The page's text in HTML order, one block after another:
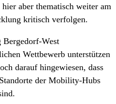
aber thematisch weiter am
kritisch verfolgen.
Bergedorf-West
Wettbewerb unterstützen
darauf hingewiesen, dass
der Mobility-Hubs